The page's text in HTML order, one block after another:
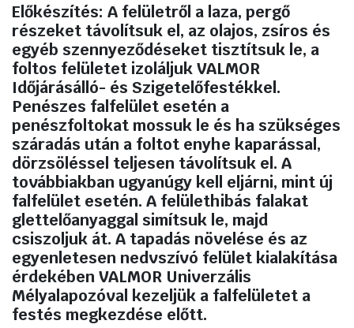
Előkészítés: A felületről a laza, pergő
részeket távolítsuk el, az olajos, zsíros és
egyéb szennyeződéseket tisztítsuk le, a
foltos felületet izoláljuk VALMOR
Időjárásálló- és Szigetelőfestékkel.
Penészes falfelület esetén a
penészfoltokat mossuk le és ha szükséges
száradás után a foltot enyhe kaparással,
dörzsöléssel teljesen távolítsuk el. A
továbbiakban ugyanúgy kell eljárni, mint új
falfelület esetén. A felülethibás falakat
glettelőanyaggal simítsuk le, majd
csiszoljuk át. A tapadás növelése és az
egyenletesen nedvszívó felület kialakítása
érdekében VALMOR Univerzális
Mélyalapozóval kezeljük a falfelületet a
festés megkezdése előtt.